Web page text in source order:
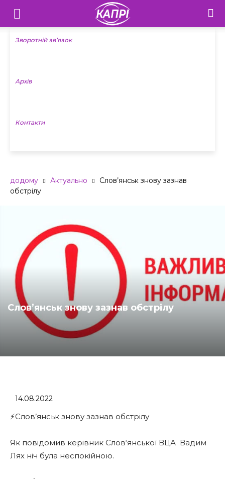
Телебачення
«Капрі»
Новини
Зворотній зв’язок
Архів
Контакти
додому Актуально
Слов’янськ знову зазнав
обстрілу
Слов’янськ знову зазнав обстрілу
14.08.2022
⚡️Слов’янськ знову зазнав обстрілу
Як повідомив керівник Слов‘янської ВЦА Вадим
Лях ніч була неспокійною.